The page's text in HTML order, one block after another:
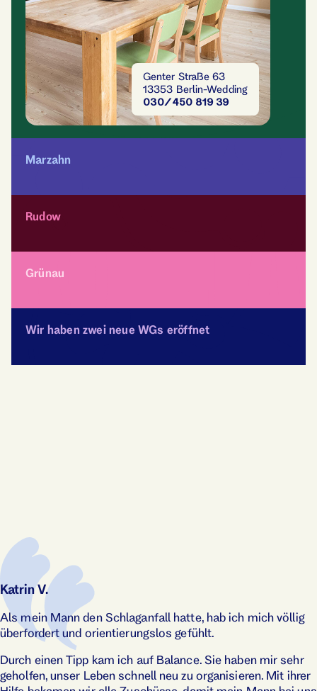
Genter Straße 63
13353 Berlin-Wedding
030/450 819 39
Marzahn
Rudow
Grünau
Wir haben zwei neue WGs eröffnet
Katrin V.
Als mein Mann den Schlaganfall hatte, hab ich mich völlig
überfordert und orientier­ungslos gefühlt.
Durch einen Tipp kam ich auf Balance. Sie haben mir sehr
geholfen, unser Leben schnell neu zu organisieren. Mit ihrer